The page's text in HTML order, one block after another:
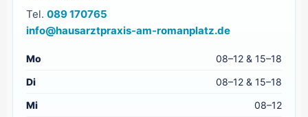
Tel. 089 170765
info@hausarztpraxis-am-romanplatz.de
Mo
08–12 & 15–18
Di
08–12 & 15–18
Mi
08–12